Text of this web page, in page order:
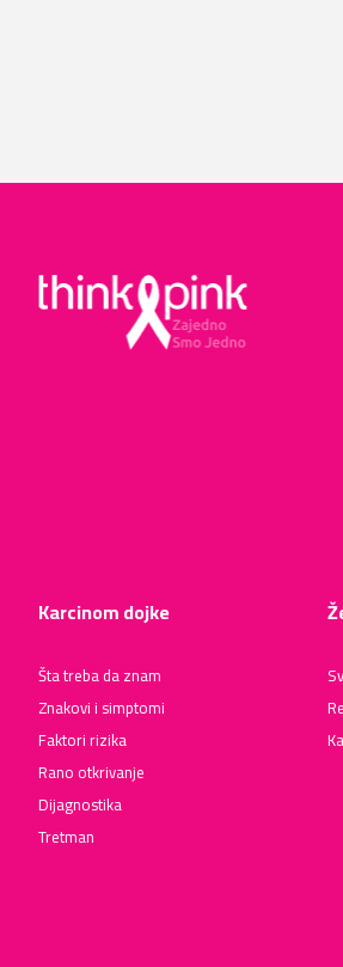
Karcinom dojke
Šta treba da znam
Znakovi i simptomi
Faktori rizika
Rano otkrivanje
Dijagnostika
Tretman